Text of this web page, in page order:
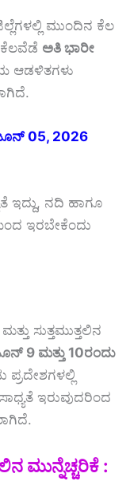
ಮುಂದಿನ ಕೆಲ
ಕೆಲವೆಡೆ ಅತಿ ಭಾರೀ
ಆಡಳಿತಗಳು
05, 2026
ಇದ್ದು, ನದಿ ಹಾಗೂ
ಇರಬೇಕೆಂದು
ಸುತ್ತಮುತ್ತಲಿನ
9 ಮತ್ತು 10ರಂದು
ಪ್ರದೇಶಗಳಲ್ಲಿ
ಇರುವುದರಿಂದ
ಮುನ್ನೆಚ್ಚರಿಕೆ :